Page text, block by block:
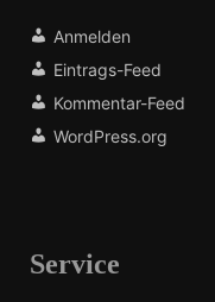
Anmelden
Eintrags-Feed
Kommentar-Feed
WordPress.org
Service